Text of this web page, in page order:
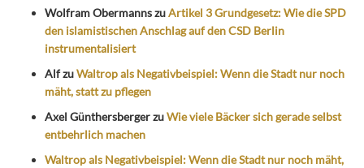
Wolfram ObermannszuArtikel 3 Grundgesetz: Wie die SPD
den islamistischen Anschlag auf den CSD Berlin
instrumentalisiert
AlfzuWaltrop als Negativbeispiel: Wenn die Stadt nur noch
mäht, statt zu pflegen
Axel GünthersbergerzuWie viele Bäcker sich gerade selbst
entbehrlich machen
Waltrop als Negativbeispiel: Wenn die Stadt nur noch mäht,